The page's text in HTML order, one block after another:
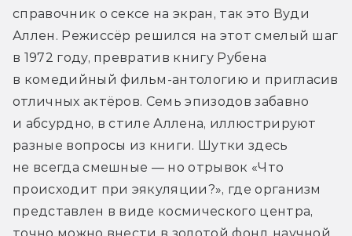
справочник о сексе на экран, так это Вуди
Аллен. Режиссёр решился на этот смелый шаг
в 1972 году, превратив книгу Рубена
в комедийный фильм-антологию и пригласив
отличных актёров. Семь эпизодов забавно
и абсурдно, в стиле Аллена, иллюстрируют
разные вопросы из книги. Шутки здесь
не всегда смешные — но отрывок «Что
происходит при эякуляции?», где организм
представлен в виде космического центра,
точно можно внести в золотой фонд научной